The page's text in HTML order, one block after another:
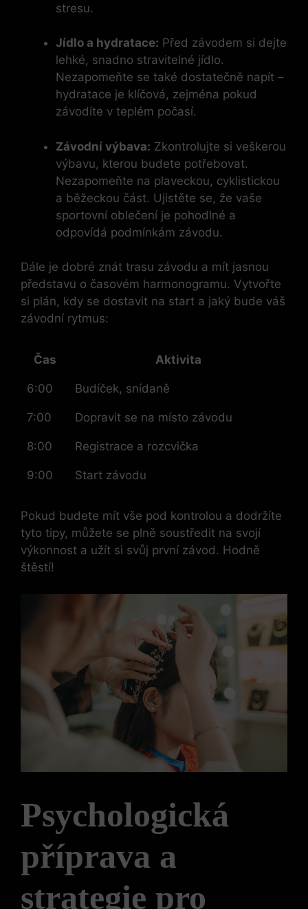
stresu.
Jídlo a hydratace: Před závodem si dejte
lehké, snadno stravitelné jídlo.
Nezapomeňte se také dostatečně napít –
hydratace je klíčová, zejména pokud
závodíte v teplém počasí.
Závodní výbava: Zkontrolujte si veškerou
výbavu, kterou budete potřebovat.
Nezapomeňte na plaveckou, cyklistickou
a běžeckou část. Ujistěte se, že vaše
sportovní oblečení je pohodlné a
odpovídá podmínkám závodu.
Dále je dobré znát trasu závodu a mít jasnou
představu o časovém harmonogramu. Vytvořte
si plán, kdy se dostavit na start a jaký bude váš
závodní rytmus:
Čas Aktivita
6:00 Budíček, snídaně
7:00 Dopravit se na místo závodu
8:00 Registrace a rozcvička
9:00 Start závodu
Pokud budete mít vše pod kontrolou a dodržíte
tyto tipy, můžete se plně soustředit na svojí
výkonnost a užít si svůj první závod. Hodně
štěstí!
Psychologická
příprava a
strategie pro